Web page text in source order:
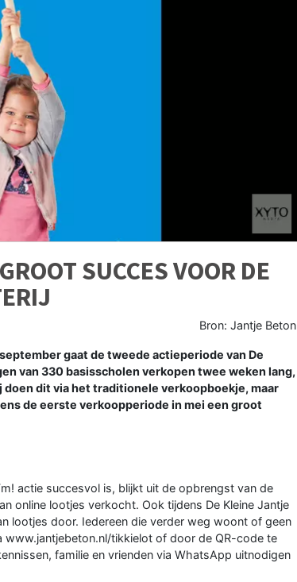
SUCCES VOOR DE
Bron: Jantje Beton
gaat de tweede actieperiode van De
van 330 basisscholen verkopen twee weken lang,
dit via het traditionele verkoopboekje, maar
de eerste verkoopperiode in mei een groot
actie succesvol is, blijkt uit de opbrengst van de
online lootjes verkocht. Ook tijdens De Kleine Jantje
lootjes door. Iedereen die verder weg woont of geen
www.jantjebeton.nl/tikkielot of door de QR-code te
familie en vrienden via WhatsApp uitnodigen